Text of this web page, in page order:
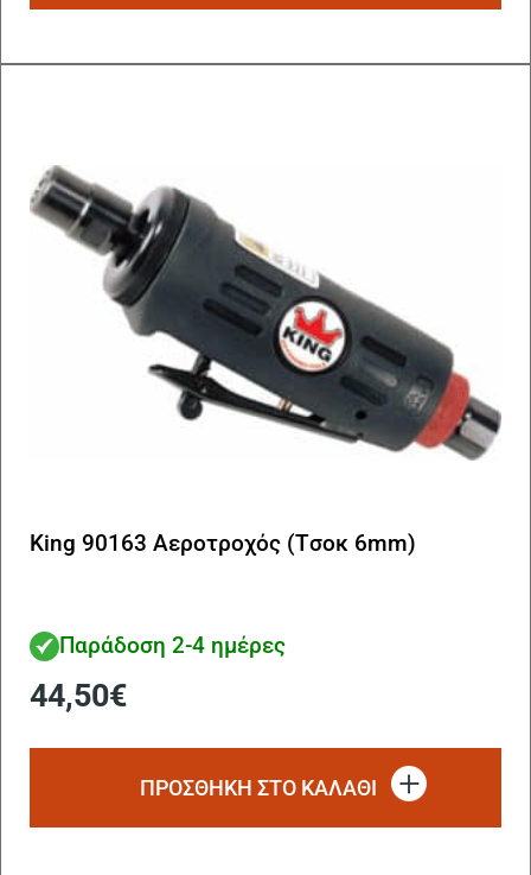
King 90163 Αεροτροχός (Tσοκ 6mm)
Παράδοση 2-4 ημέρες
44,50€
ΠΡΟΣΘΗΚΗ ΣΤΟ ΚΑΛΑΘΙ